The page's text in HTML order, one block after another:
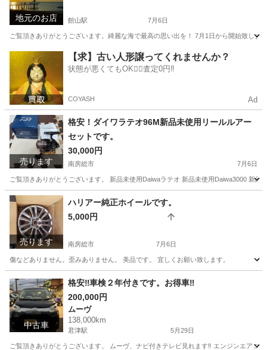
地元のお店 館山駅 7月6日
ご覧頂きありがとうございます。綺麗な海で最高の思い出を！ 7月1日から開始致し
館山駅 その他 格安
【求】古い人形譲ってくれませんか？
状態が悪くてもOK🙆‍♀️査定0円‼️
COYASH Ad
売ります
格安！ダイワラテオ96M新品未使用リールルアー
セットです。
30,000円
南房総市 7月6日
ご覧頂きありがとうございます。 新品未使用Daiwaラテオ 新品未使用Daiwa3000 新
千葉 南房総市 スポーツ Daiwa
売ります
ハリアー純正ホイールです。
5,000円
南房総市 7月6日
傷などありません。歪みありません。 美品です。 宜しくお願い致します。
千葉 南房総市 タイヤ、ホイール ホイール
中古車
格安‼️車検２年付きです。お得車‼️
200,000円
ムーヴ
138,000km
君津駅 5月29日
ご覧頂きありがとうございます。 ムーヴ、ナビ付きテレビ見れます‼️ エンジンエアコ